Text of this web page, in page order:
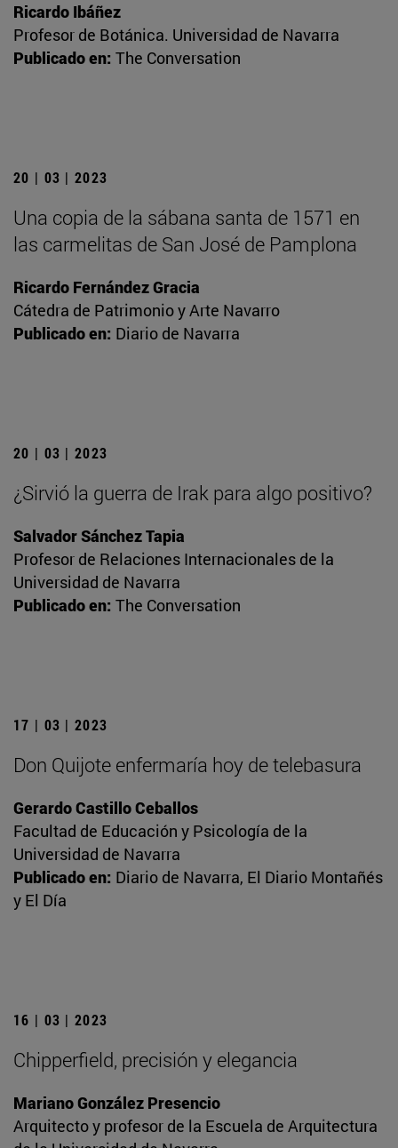
Ricardo Ibáñez
Profesor de Botánica. Universidad de Navarra
Publicado en: The Conversation
20 | 03 | 2023
Una copia de la sábana santa de 1571 en
las carmelitas de San José de Pamplona
Ricardo Fernández Gracia
Cátedra de Patrimonio y Arte Navarro
Publicado en: Diario de Navarra
20 | 03 | 2023
¿Sirvió la guerra de Irak para algo positivo?
Salvador Sánchez Tapia
Profesor de Relaciones Internacionales de la
Universidad de Navarra
Publicado en: The Conversation
17 | 03 | 2023
Don Quijote enfermaría hoy de telebasura
Gerardo Castillo Ceballos
Facultad de Educación y Psicología de la
Universidad de Navarra
Publicado en: Diario de Navarra, El Diario Montañés
y El Día
16 | 03 | 2023
Chipperfield, precisión y elegancia
Mariano González Presencio
Arquitecto y profesor de la Escuela de Arquitectura